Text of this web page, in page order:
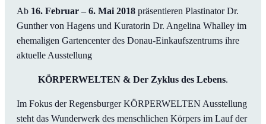
Ab 16. Februar – 6. Mai 2018 präsentieren Plastinator Dr.
Gunther von Hagens und Kuratorin Dr. Angelina Whalley im
ehemaligen Gartencenter des Donau-Einkaufszentrums ihre
aktuelle Ausstellung
KÖRPERWELTEN & Der Zyklus des Lebens.
Im Fokus der Regensburger KÖRPERWELTEN Ausstellung
steht das Wunderwerk des menschlichen Körpers im Lauf der